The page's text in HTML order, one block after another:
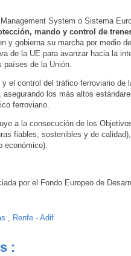
System o Sistema
mando y control de
y gobierna su marcha por medio
de la UE para avanzar hacia la
países de la Unión.
el control del tráfico ferroviario de
los más altos
ferroviario.
a la consecución de los
fiables, sostenibles y de
económico).
por el Fondo Europeo de
, Renfe - Adif
: